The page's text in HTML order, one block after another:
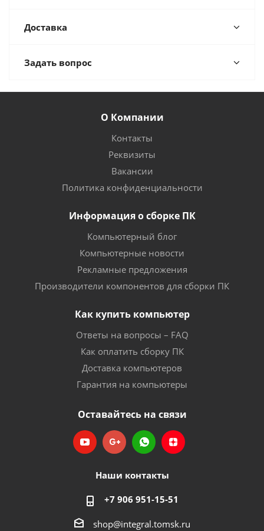
Доставка
Задать вопрос
О Компании
Контакты
Реквизиты
Вакансии
Политика конфиденциальности
Информация о сборке ПК
Компьютерный блог
Компьютерные новости
Рекламные предложения
Производители компонентов для сборки ПК
Как купить компьютер
Ответы на вопросы – FAQ
Как оплатить сборку ПК
Доставка компьютеров
Гарантия на компьютеры
Оставайтесь на связи
Наши контакты
+7 906 951-15-51
shop@integral.tomsk.ru